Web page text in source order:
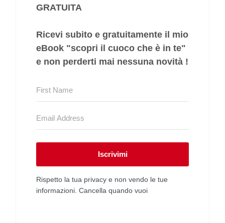
GRATUITA
Ricevi subito e gratuitamente il mio
eBook "scopri il cuoco che è in te"
e non perderti mai nessuna novità !
Iscrivimi
Rispetto la tua privacy e non vendo le tue
informazioni. Cancella quando vuoi